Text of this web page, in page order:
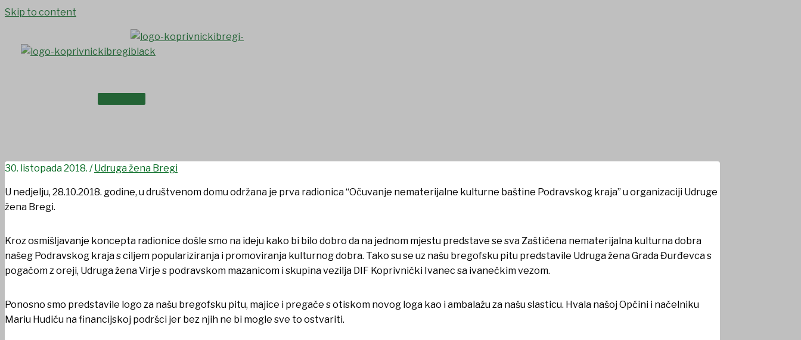
Skip to content
Udruga žena Bregi organizirala radionicu “Očuvanje nematerijalne kulturne
30. listopada 2018. /Udruga žena Bregi
U nedjelju, 28.10.2018. godine, u društvenom domu održana je prva radionica “Očuvanje nematerijalne kulturne baštine Podravskog kraja” u organizaciji Udruge
žena Bregi.
Kroz osmišljavanje koncepta radionice došle smo na ideju kako bi bilo dobro da na jednom mjestu predstave se sva Zaštićena nematerijalna kulturna dobra
našeg Podravskog kraja s ciljem populariziranja i promoviranja kulturnog dobra. Tako su se uz našu bregofsku pitu predstavile Udruga žena Grada Đurđevca s
pogačom z oreji, Udruga žena Virje s podravskom mazanicom i skupina vezilja DIF Koprivnički Ivanec sa ivanečkim vezom.
Ponosno smo predstavile logo za našu bregofsku pitu, majice i pregače s otiskom novog loga kao i ambalažu za našu slasticu. Hvala našoj Općini i načelniku
Mariu Hudiću na financijskoj podršci jer bez njih ne bi mogle sve to ostvariti.